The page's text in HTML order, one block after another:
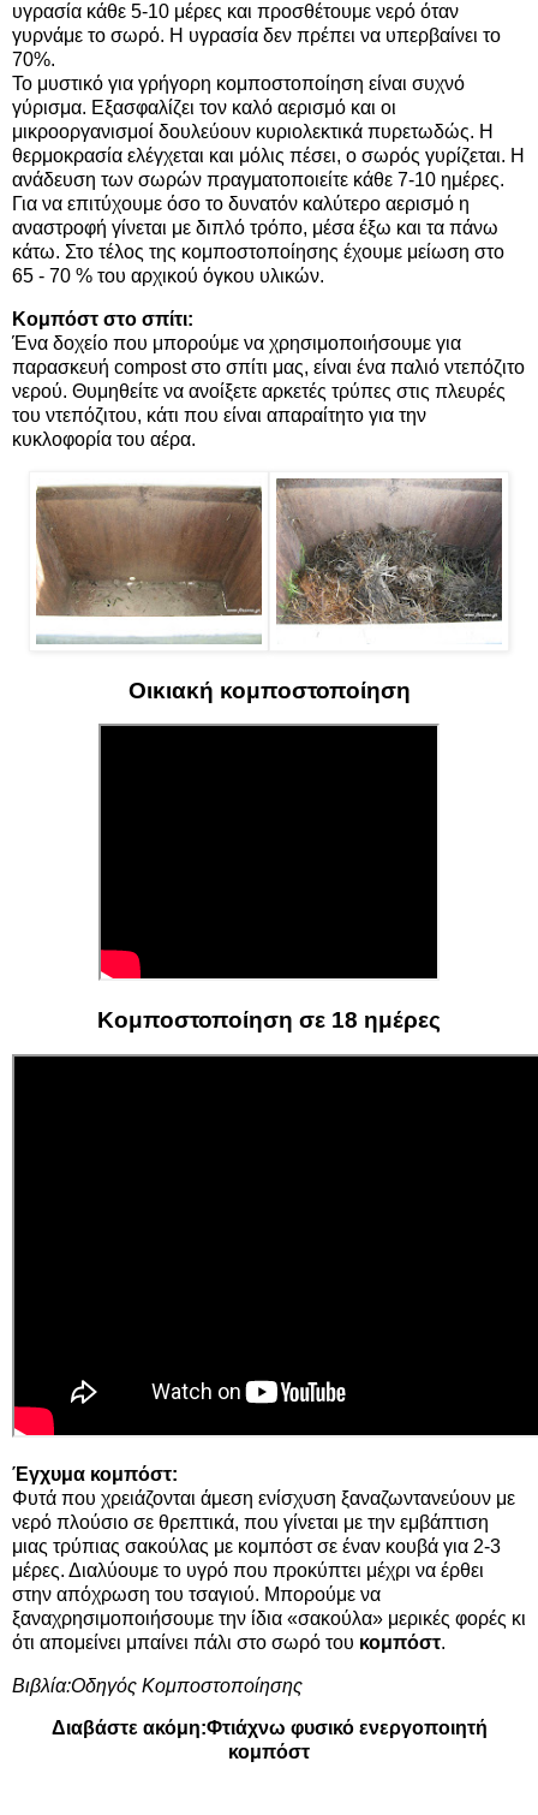
υγρασία κάθε 5-10 μέρες και προσθέτουμε νερό όταν
γυρνάμε το σωρό. Η υγρασία δεν πρέπει να υπερβαίνει το
70%.
Το μυστικό για γρήγορη κομποστοποίηση είναι συχνό
γύρισμα. Εξασφαλίζει τον καλό αερισμό και οι
μικροοργανισμοί δουλεύουν κυριολεκτικά πυρετωδώς. Η
θερμοκρασία ελέγχεται και μόλις πέσει, ο σωρός γυρίζεται. Η
ανάδευση των σωρών πραγματοποιείτε κάθε 7-10 ημέρες.
Για να επιτύχουμε όσο το δυνατόν καλύτερο αερισμό η
αναστροφή γίνεται με διπλό τρόπο, μέσα έξω και τα πάνω
κάτω. Στο τέλος της κομποστοποίησης έχουμε μείωση στο
65 - 70 % του αρχικού όγκου υλικών.
Κομπόστ στο σπίτι:
Ένα δοχείο που μπορούμε να χρησιμοποιήσουμε για
παρασκευή compost στο σπίτι μας, είναι ένα παλιό ντεπόζιτο
νερού. Θυμηθείτε να ανοίξετε αρκετές τρύπες στις πλευρές
του ντεπόζιτου, κάτι που είναι απαραίτητο για την
κυκλοφορία του αέρα.
Οικιακή κομποστοποίηση
Κομποστοποίηση σε 18 ημέρες
Έγχυμα κομπόστ:
Φυτά που χρειάζονται άμεση ενίσχυση ξαναζωντανεύουν με
νερό πλούσιο σε θρεπτικά, που γίνεται με την εμβάπτιση
μιας τρύπιας σακούλας με κομπόστ σε έναν κουβά για 2-3
μέρες. Διαλύουμε το υγρό που προκύπτει μέχρι να έρθει
στην απόχρωση του τσαγιού. Μπορούμε να
ξαναχρησιμοποιήσουμε την ίδια «σακούλα» μερικές φορές κι
ότι απομείνει μπαίνει πάλι στο σωρό του κομπόστ.
Βιβλία:Οδηγός Κομποστοποίησης
Διαβάστε ακόμη:Φτιάχνω φυσικό ενεργοποιητή
κομπόστ